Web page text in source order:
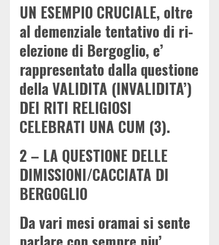
UN ESEMPIO CRUCIALE, oltre
al demenziale tentativo di ri-
elezione di Bergoglio, e’
rappresentato dalla questione
della VALIDITA (INVALIDITA’)
DEI RITI RELIGIOSI
CELEBRATI UNA CUM (3).
2 – LA QUESTIONE DELLE
DIMISSIONI/CACCIATA DI
BERGOGLIO
Da vari mesi oramai si sente